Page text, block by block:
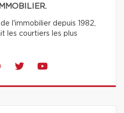
l'immobilier depuis 1982,
les courtiers les plus